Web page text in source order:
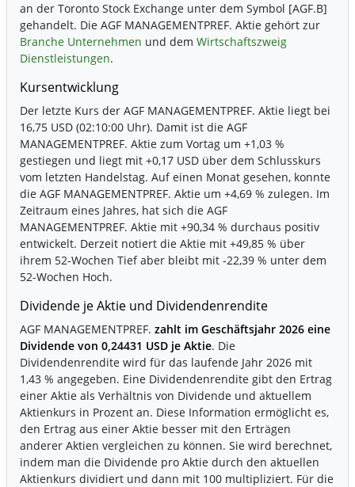
an der Toronto Stock Exchange unter dem Symbol [AGF.B]
gehandelt. Die AGF MANAGEMENTPREF. Aktie gehört zur
Branche Unternehmen und dem Wirtschaftszweig
Dienstleistungen.
Kursentwicklung
Der letzte Kurs der AGF MANAGEMENTPREF. Aktie liegt bei
16,75 USD (02:10:00 Uhr). Damit ist die AGF
MANAGEMENTPREF. Aktie zum Vortag um +1,03 %
gestiegen und liegt mit +0,17 USD über dem Schlusskurs
vom letzten Handelstag. Auf einen Monat gesehen, konnte
die AGF MANAGEMENTPREF. Aktie um +4,69 % zulegen. Im
Zeitraum eines Jahres, hat sich die AGF
MANAGEMENTPREF. Aktie mit +90,34 % durchaus positiv
entwickelt. Derzeit notiert die Aktie mit +49,85 % über
ihrem 52-Wochen Tief aber bleibt mit -22,39 % unter dem
52-Wochen Hoch.
Dividende je Aktie und Dividendenrendite
AGF MANAGEMENTPREF. zahlt im Geschäftsjahr 2026 eine
Dividende von 0,24431 USD je Aktie. Die
Dividendenrendite wird für das laufende Jahr 2026 mit
1,43 % angegeben. Eine Dividendenrendite gibt den Ertrag
einer Aktie als Verhältnis von Dividende und aktuellem
Aktienkurs in Prozent an. Diese Information ermöglicht es,
den Ertrag aus einer Aktie besser mit den Erträgen
anderer Aktien vergleichen zu können. Sie wird berechnet,
indem man die Dividende pro Aktie durch den aktuellen
Aktienkurs dividiert und dann mit 100 multipliziert. Für die